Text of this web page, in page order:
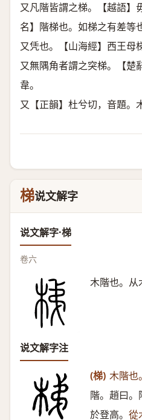
又凡階皆謂之梯。【越語】
名】階梯也。如梯之有差等
又凭也。【山海經】西王母
又無隅角者謂之突梯。【楚
韋。
又【正韻】杜兮切，音題。
梯说文解字
说文解字·梯
卷六
木階也。从
说文解字注
(梯) 木階也。
階。趙曰
於登高。 從